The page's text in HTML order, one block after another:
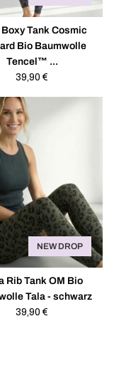
Boxy Tank Cosmic
Bio Baumwolle
Tencel™ ...
Regulärer
39,90 €
NEW DROP
Rib Tank OM Bio
Tala - schwarz
Regulärer
39,90 €